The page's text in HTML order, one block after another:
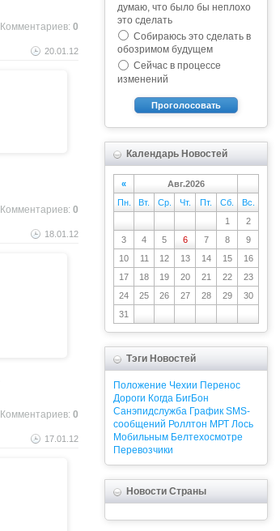
Комментариев: 0
20.01.12
Комментариев: 0
18.01.12
Комментариев: 0
17.01.12
думаю, что было бы неплохо
это сделать
Собираюсь это сделать в
обозримом будущем
Сейчас в процессе
изменений
Проголосовать
Календарь Новостей
«
Авг.2026
Пн.
Вт. Ср. Чт. Пт. Сб.
Вс.
1
2
3
4 5 6 7 8
9
10
11 12 13 14 15
16
17
18 19 20 21 22
23
24
25 26 27 28 29
30
31
Тэги Новостей
Положение Чехии Перенос
Дороги Когда БигБон
Санэпидслужба График SMS-
сообщений Роллтон МРТ Лось
Мобильным Белтехосмотре
Перевозчики
Новости Страны